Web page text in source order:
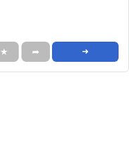
★ ➦ ➜